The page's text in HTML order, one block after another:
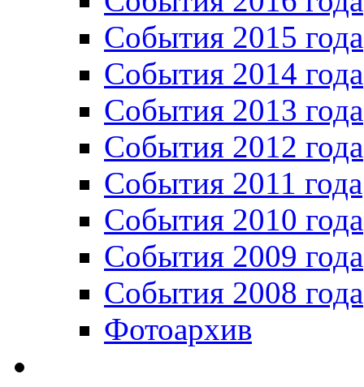
События 2015 года
События 2014 года
События 2013 года
События 2012 года
События 2011 года
События 2010 года
События 2009 года
События 2008 года
Фотоархив